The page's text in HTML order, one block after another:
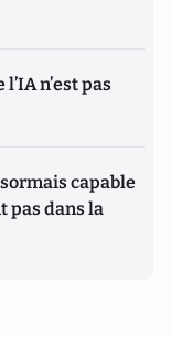
n’est pas
capable
pas dans la